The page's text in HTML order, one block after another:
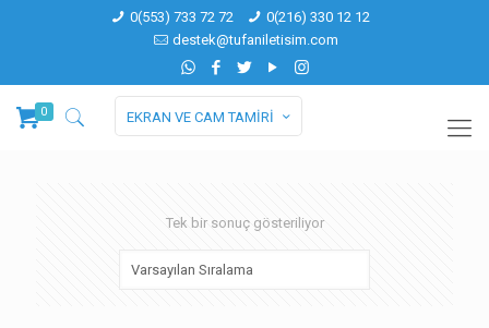
0(553) 733 72 72
0(216) 330 12 12
destek@tufaniletisim.com
0 EKRAN VE CAM TAMİRİ
Tek bir sonuç gösteriliyor